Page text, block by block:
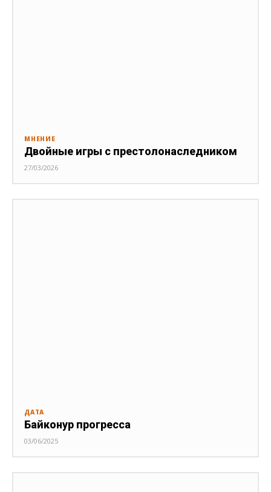
МНЕНИЕ
Двойные игры с престолонаследником
27/03/2026
ДАТА
Байконур прогресса
03/06/2025